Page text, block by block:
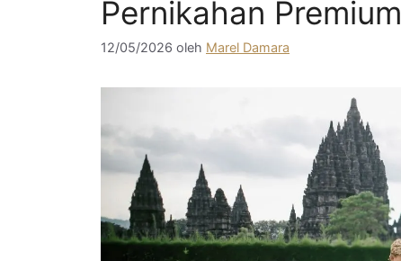
Pernikahan Premium
12/05/2026 oleh Marel Damara